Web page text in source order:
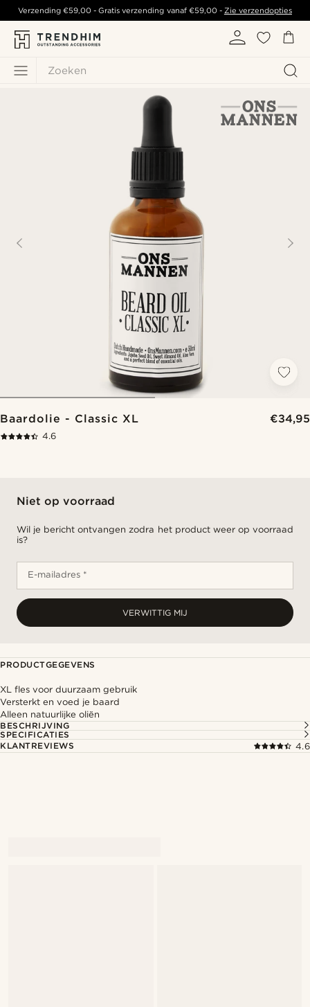
Zoeken
Verzending€59,00 - Gratis verzending vanaf €59,00- Zie verzendopties
Baardolie - Classic XL €34,95
4.6
Niet op voorraad
Wil je bericht ontvangen zodra het product weer op voorraad
is?
E-mailadres *
VERWITTIG MIJ
PRODUCTGEGEVENS
XL fles voor duurzaam gebruik
Versterkt en voed je baard
Alleen natuurlijke oliën
BESCHRIJVING
SPECIFICATIES
KLANTREVIEWS
4.6